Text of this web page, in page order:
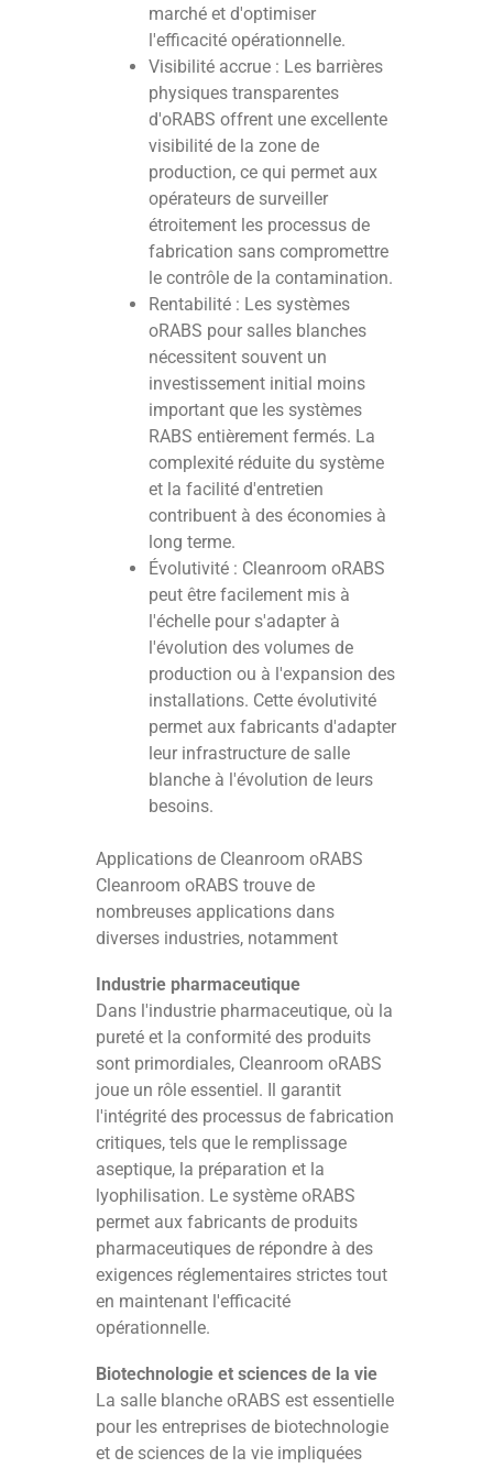
marché et d'optimiser
l'efficacité opérationnelle.
Visibilité accrue : Les barrières
physiques transparentes
d'oRABS offrent une excellente
visibilité de la zone de
production, ce qui permet aux
opérateurs de surveiller
étroitement les processus de
fabrication sans compromettre
le contrôle de la contamination.
Rentabilité : Les systèmes
oRABS pour salles blanches
nécessitent souvent un
investissement initial moins
important que les systèmes
RABS entièrement fermés. La
complexité réduite du système
et la facilité d'entretien
contribuent à des économies à
long terme.
Évolutivité : Cleanroom oRABS
peut être facilement mis à
l'échelle pour s'adapter à
l'évolution des volumes de
production ou à l'expansion des
installations. Cette évolutivité
permet aux fabricants d'adapter
leur infrastructure de salle
blanche à l'évolution de leurs
besoins.
Applications de Cleanroom oRABS
Cleanroom oRABS trouve de
nombreuses applications dans
diverses industries, notamment
Industrie pharmaceutique
Dans l'industrie pharmaceutique, où la
pureté et la conformité des produits
sont primordiales, Cleanroom oRABS
joue un rôle essentiel. Il garantit
l'intégrité des processus de fabrication
critiques, tels que le remplissage
aseptique, la préparation et la
lyophilisation. Le système oRABS
permet aux fabricants de produits
pharmaceutiques de répondre à des
exigences réglementaires strictes tout
en maintenant l'efficacité
opérationnelle.
Biotechnologie et sciences de la vie
La salle blanche oRABS est essentielle
pour les entreprises de biotechnologie
et de sciences de la vie impliquées